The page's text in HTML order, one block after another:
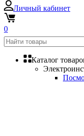
Личный кабинет
0
Каталог